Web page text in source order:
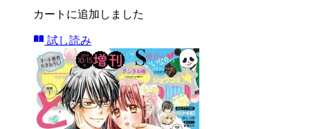
カートに追加しました
試し読み